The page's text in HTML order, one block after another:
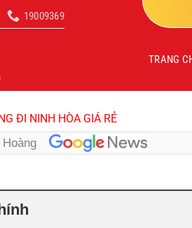
19009369
TRANG
ĐI NINH HÒA GIÁ RẺ